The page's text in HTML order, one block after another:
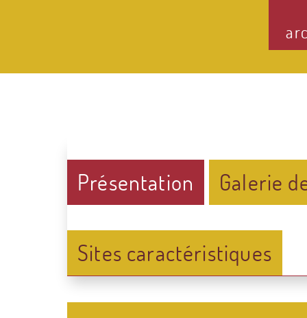
Présentation Galerie
Sites caractéristiques